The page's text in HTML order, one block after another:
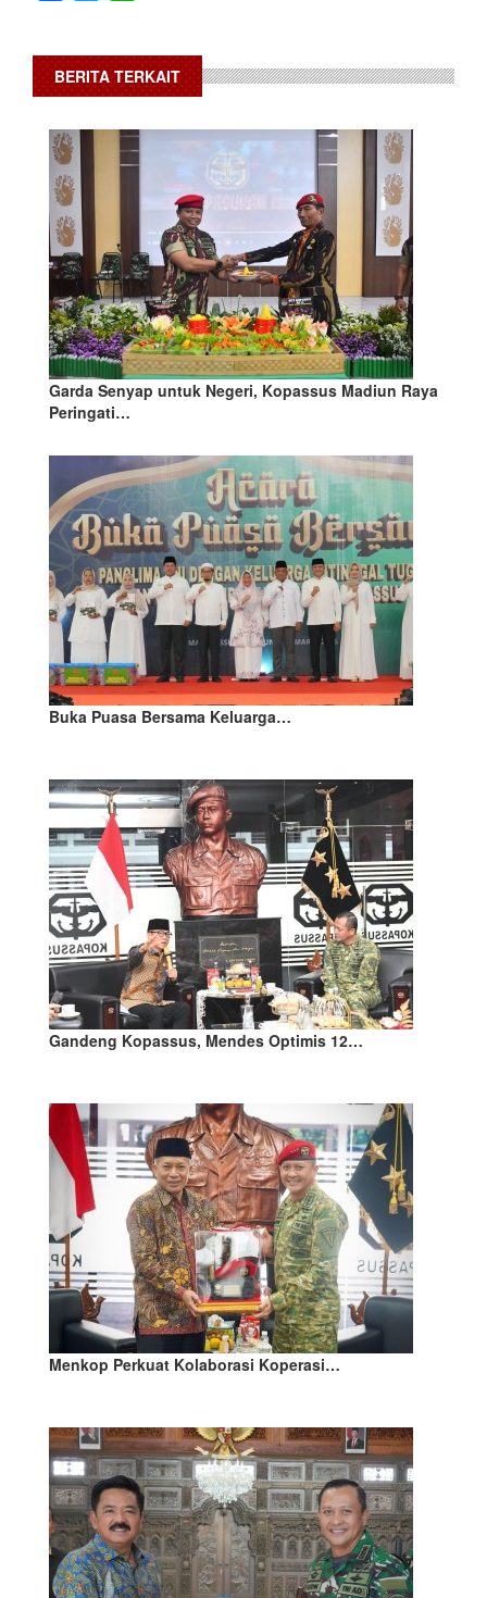
BERITA TERKAIT
Garda Senyap untuk Negeri, Kopassus Madiun Raya
Peringati…
Buka Puasa Bersama Keluarga…
Gandeng Kopassus, Mendes Optimis 12…
Menkop Perkuat Kolaborasi Koperasi…